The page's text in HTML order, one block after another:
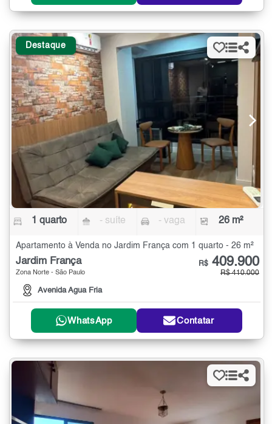
Destaque
1 quarto - suíte - vaga 26 m²
Apartamento à Venda no Jardim França com 1 quarto - 26 m²
Jardim França
Zona Norte - São Paulo
Avenida Agua Fria
R$ 409.900
R$ 410.000
WhatsApp Contatar